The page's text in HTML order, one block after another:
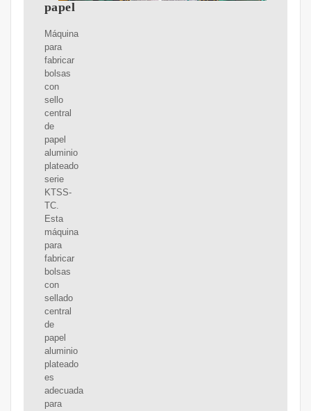
papel
Máquina
para
fabricar
bolsas
con
sello
central
de
papel
aluminio
plateado
serie
KTSS-
TC.
Esta
máquina
para
fabricar
bolsas
con
sellado
central
de
papel
aluminio
plateado
es
adecuada
para